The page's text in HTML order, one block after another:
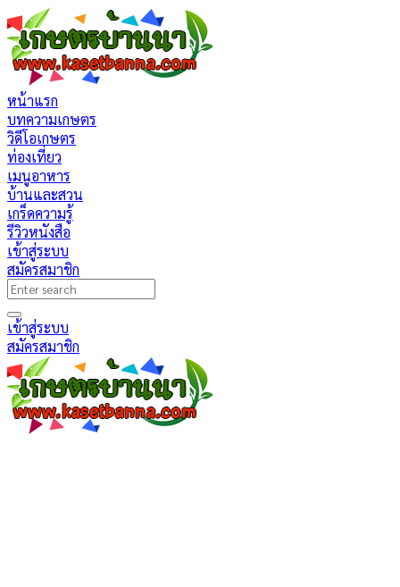
หน้าแรก
บทความเกษตร
วิดีโอเกษตร
ท่องเที่ยว
เมนูอาหาร
บ้านและสวน
เกร็ดความรู้
รีวิวหนังสือ
เข้าสู่ระบบ
สมัครสมาชิก
เข้าสู่ระบบ
สมัครสมาชิก